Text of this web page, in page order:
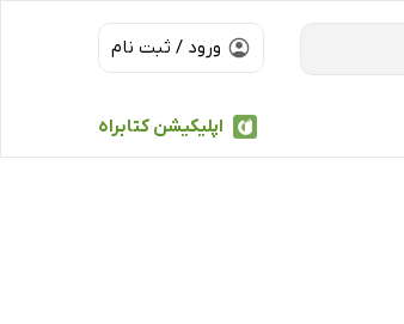
ورود / ثبت نام
اپلیکیشن کتابراه